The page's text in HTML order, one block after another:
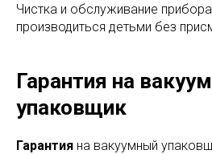
Чистка и обслуживание
производиться детьми без
Гарантия на
упаковщик
Гарантия на вакуумный